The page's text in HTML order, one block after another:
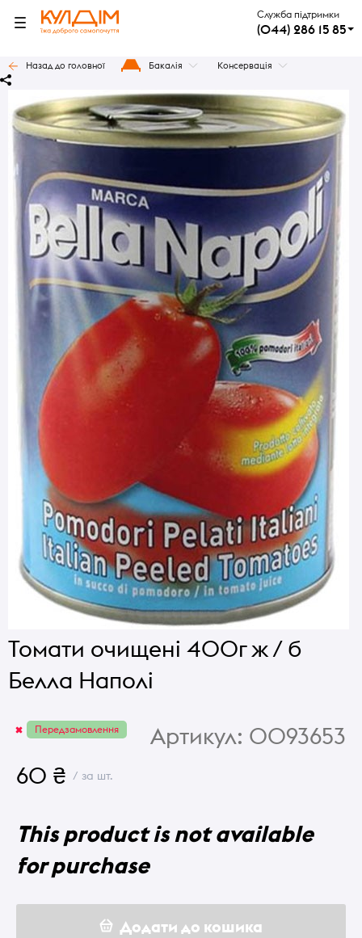
Служба підтримки
(044) 286 15 85
Назад до головної Бакалія Консервація
Томати очищені 400г ж / б
Белла Наполі
Передзамовлення Артикул: 0093653
60 ₴ / за шт.
This product is not available
for purchase
Додати до кошика